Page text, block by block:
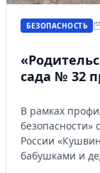
БЕЗОПАСНОСТЬ
сада № 32
В рамках
России
бабушками и